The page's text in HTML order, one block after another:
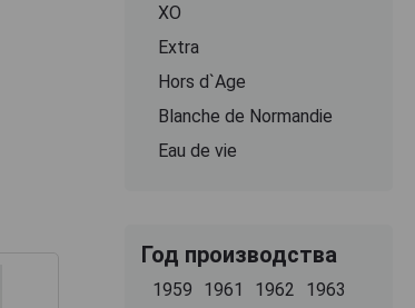
ХО
Extra
Hors d`Age
Blanche de Normandie
Eau de vie
Год производства
1959 1961 1962
1963